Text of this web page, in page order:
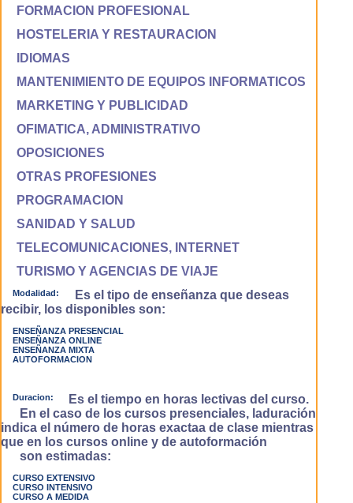
FORMACION PROFESIONAL
HOSTELERIA Y RESTAURACION
IDIOMAS
MANTENIMIENTO DE EQUIPOS INFORMATICOS
MARKETING Y PUBLICIDAD
OFIMATICA, ADMINISTRATIVO
OPOSICIONES
OTRAS PROFESIONES
PROGRAMACION
SANIDAD Y SALUD
TELECOMUNICACIONES, INTERNET
TURISMO Y AGENCIAS DE VIAJE
Modalidad:
Es el tipo de enseñanza que deseas
recibir, los disponibles son:
ENSEÑANZA PRESENCIAL
ENSEÑANZA ONLINE
ENSEÑANZA MIXTA
AUTOFORMACION
Duracion:
Es el tiempo en horas lectivas del curso.
En el caso de los cursos presenciales, laduración
indica el número de horas exactaa de clase mientras
que en los cursos online y de autoformación
son estimadas:
CURSO EXTENSIVO
CURSO INTENSIVO
CURSO A MEDIDA